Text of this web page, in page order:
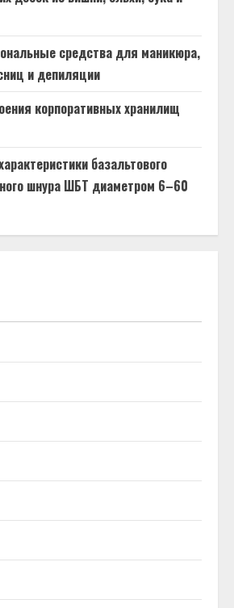
средства для маникюра,
и депиляции
корпоративных хранилищ
базальтового
шнура ШБТ диаметром 6–60